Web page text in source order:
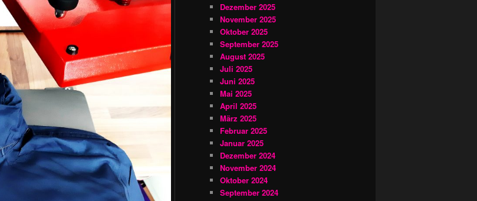
Dezember 2025
November 2025
Oktober 2025
September 2025
August 2025
Juli 2025
Juni 2025
Mai 2025
April 2025
März 2025
Februar 2025
Januar 2025
Dezember 2024
November 2024
Oktober 2024
September 2024